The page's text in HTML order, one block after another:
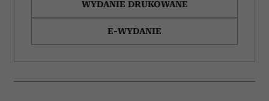
WYDANIE DRUKOWANE
E-WYDANIE